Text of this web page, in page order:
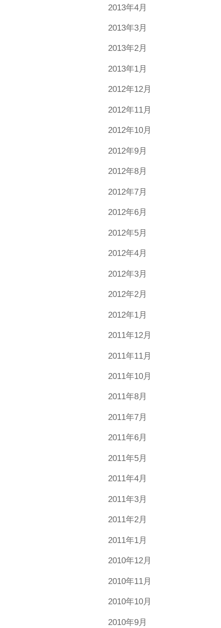
2013年4月
2013年3月
2013年2月
2013年1月
2012年12月
2012年11月
2012年10月
2012年9月
2012年8月
2012年7月
2012年6月
2012年5月
2012年4月
2012年3月
2012年2月
2012年1月
2011年12月
2011年11月
2011年10月
2011年8月
2011年7月
2011年6月
2011年5月
2011年4月
2011年3月
2011年2月
2011年1月
2010年12月
2010年11月
2010年10月
2010年9月